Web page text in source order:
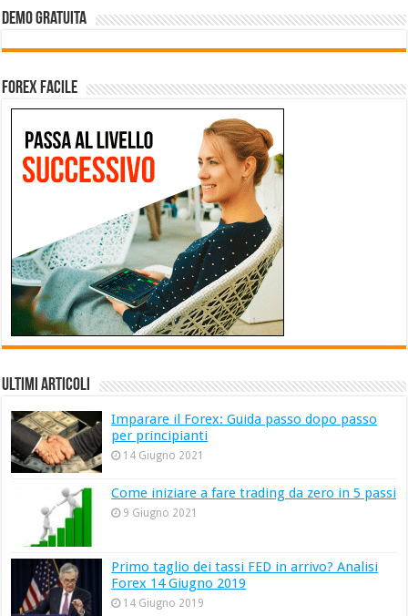
Demo Gratuita
Forex facile
ULTIMI ARTICOLI
Imparare il Forex: Guida passo dopo passo
per principianti
14 Giugno 2021
Come iniziare a fare trading da zero in 5 passi
9 Giugno 2021
Primo taglio dei tassi FED in arrivo? Analisi
Forex 14 Giugno 2019
14 Giugno 2019